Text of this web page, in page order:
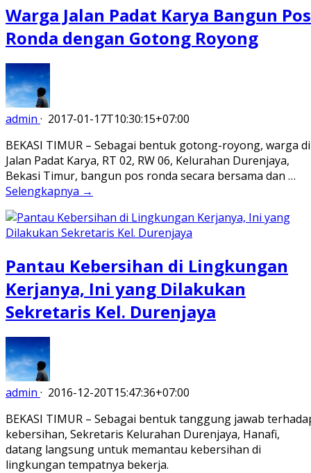
Warga Jalan Padat Karya Bangun Pos
Ronda dengan Gotong Royong
admin · 2017-01-17T10:30:15+07:00
BEKASI TIMUR – Sebagai bentuk gotong-royong, warga di
Jalan Padat Karya, RT 02, RW 06, Kelurahan Durenjaya,
Bekasi Timur, bangun pos ronda secara bersama dan …
Selengkapnya →
Pantau Kebersihan di Lingkungan
Kerjanya, Ini yang Dilakukan
Sekretaris Kel. Durenjaya
admin · 2016-12-20T15:47:36+07:00
BEKASI TIMUR – Sebagai bentuk tanggung jawab
kebersihan, Sekretaris Kelurahan Durenjaya, Hanafi,
datang langsung untuk memantau kebersihan di
lingkungan tempatnya bekerja.